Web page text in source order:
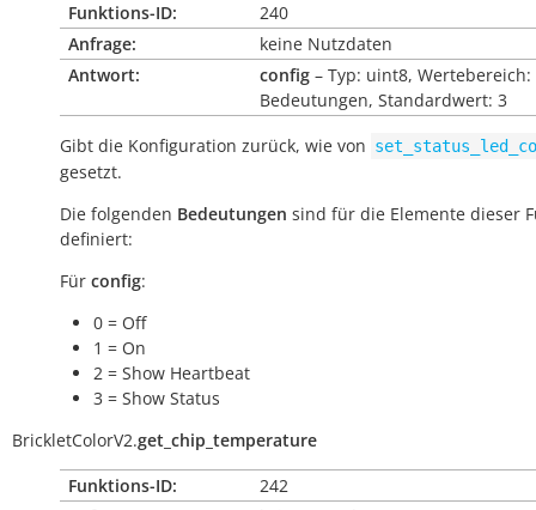
Funktions-ID:
240
Anfrage:
keine Nutzdaten
Antwort:
config – Typ: uint8, Wertebereich:
Bedeutungen, Standardwert: 3
Gibt die Konfiguration zurück, wie von
gesetzt.
Die folgenden Bedeutungen sind für die Elemente dieser
definiert:
Für config:
0 = Off
1 = On
2 = Show Heartbeat
3 = Show Status
BrickletColorV2.get_chip_temperature
Funktions-ID:
242